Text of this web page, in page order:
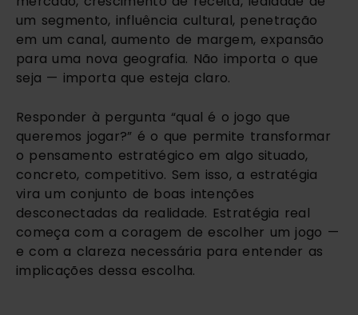
um segmento, influência cultural, penetração
em um canal, aumento de margem, expansão
para uma nova geografia. Não importa o que
seja — importa que esteja claro.
Responder à pergunta “qual é o jogo que
queremos jogar?” é o que permite transformar
o pensamento estratégico em algo situado,
concreto, competitivo. Sem isso, a estratégia
vira um conjunto de boas intenções
desconectadas da realidade. Estratégia real
começa com a coragem de escolher um jogo —
e com a clareza necessária para entender as
implicações dessa escolha.